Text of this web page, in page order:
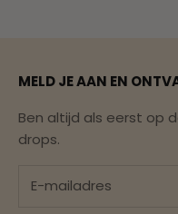
MELD JE AAN EN
Ben altijd als eerst op
drops.